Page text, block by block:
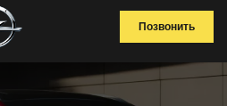
Позвонить